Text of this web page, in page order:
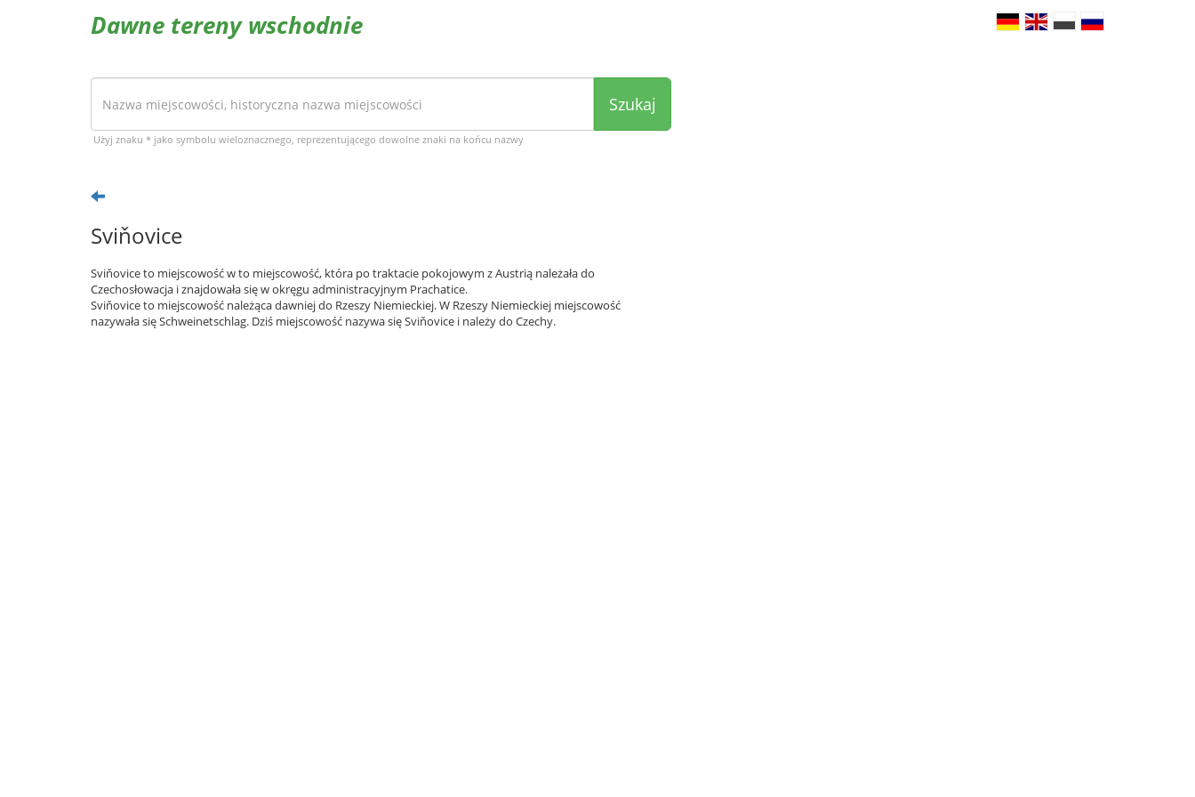
Dawne tereny wschodnie
Szukaj
Użyj znaku * jako symbolu wieloznacznego, reprezentującego dowolne znaki na końcu nazwy
Sviňovice
Sviňovice to miejscowość w to miejscowość, która po traktacie pokojowym z Austrią należała do
Czechosłowacja i znajdowała się w okręgu administracyjnym Prachatice.
Sviňovice to miejscowość należąca dawniej do Rzeszy Niemieckiej. W Rzeszy Niemieckiej miejscowość
nazywała się Schweinetschlag. Dziś miejscowość nazywa się Sviňovice i należy do Czechy.